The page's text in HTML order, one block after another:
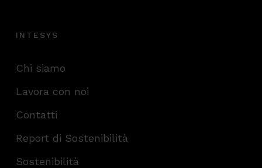
INTESYS
Chi siamo
Lavora con noi
Contatti
Report di Sostenibilità
Sostenibilità